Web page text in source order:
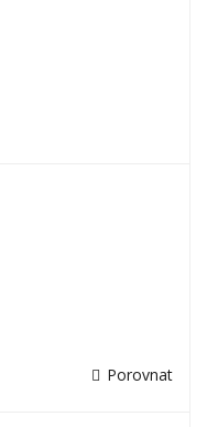
Porovnat